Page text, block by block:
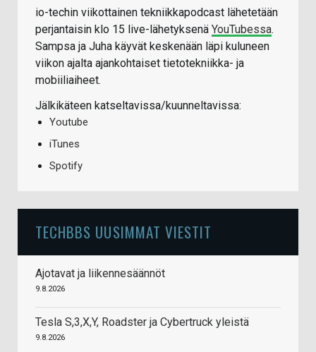
io-techin viikottainen tekniikkapodcast lähetetään
perjantaisin klo 15 live-lähetyksenä YouTubessa.
Sampsa ja Juha käyvät keskenään läpi kuluneen
viikon ajalta ajankohtaiset tietotekniikka- ja
mobiiliaiheet.
Jälkikäteen katseltavissa/kuunneltavissa:
Youtube
iTunes
Spotify
TECHBBS UUSIMMAT VIESTIT
Ajotavat ja liikennesäännöt
9.8.2026
Tesla S,3,X,Y, Roadster ja Cybertruck yleistä
9.8.2026